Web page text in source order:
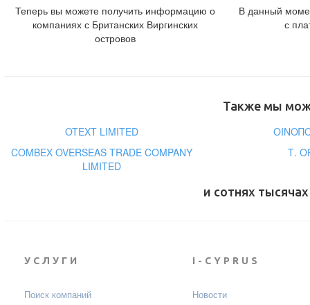
Теперь вы можете получить информацию о
компаниях с Британских Виргинских
островов
В данный
с
Также мы
OTEXT LIMITED
COMBEX OVERSEAS TRADE COMPANY
LIMITED
Τ.
и сотнях
УСЛУГИ
Поиск компаний
I-CYPRUS
Новости